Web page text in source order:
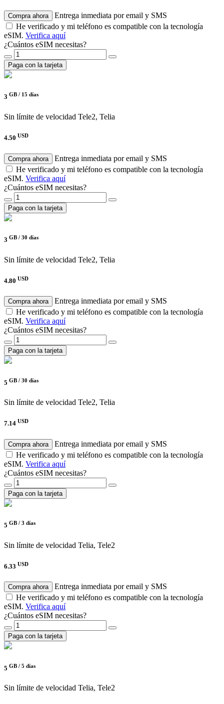
Compra ahora
Entrega inmediata por email y SMS
He verificado y mi teléfono es compatible con la tecnología
eSIM. Verifica aquí
¿Cuántos eSIM necesitas?
Paga con la tarjeta
3 GB / 15 días
Sin límite de velocidad Tele2, Telia
4.50 USD
Compra ahora
Entrega inmediata por email y SMS
He verificado y mi teléfono es compatible con la tecnología
eSIM. Verifica aquí
¿Cuántos eSIM necesitas?
Paga con la tarjeta
3 GB / 30 días
Sin límite de velocidad Tele2, Telia
4.80 USD
Compra ahora
Entrega inmediata por email y SMS
He verificado y mi teléfono es compatible con la tecnología
eSIM. Verifica aquí
¿Cuántos eSIM necesitas?
Paga con la tarjeta
5 GB / 30 días
Sin límite de velocidad Tele2, Telia
7.14 USD
Compra ahora
Entrega inmediata por email y SMS
He verificado y mi teléfono es compatible con la tecnología
eSIM. Verifica aquí
¿Cuántos eSIM necesitas?
Paga con la tarjeta
5 GB / 3 días
Sin límite de velocidad Telia, Tele2
6.33 USD
Compra ahora
Entrega inmediata por email y SMS
He verificado y mi teléfono es compatible con la tecnología
eSIM. Verifica aquí
¿Cuántos eSIM necesitas?
Paga con la tarjeta
5 GB / 5 días
Sin límite de velocidad Telia, Tele2